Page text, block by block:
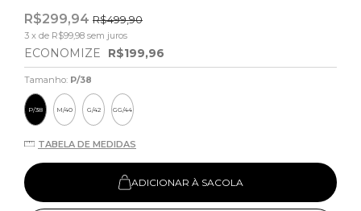
R$299,94 R$499,90
3 x de R$99,98 sem juros
ECONOMIZE R$199,96
Tamanho: P/38
P/38 M/40 G/42 GG/44
TABELA DE MEDIDAS
ADICIONAR À SACOLA